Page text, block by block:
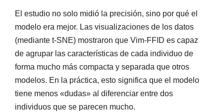
El estudio no solo midió la precisión, sino por qué el
modelo era mejor. Las visualizaciones de los datos
(mediante t-SNE) mostraron que Vim-FFID es capaz
de agrupar las características de cada individuo de
forma mucho más compacta y separada que otros
modelos. En la práctica, esto significa que el modelo
tiene menos «dudas» al diferenciar entre dos
individuos que se parecen mucho.